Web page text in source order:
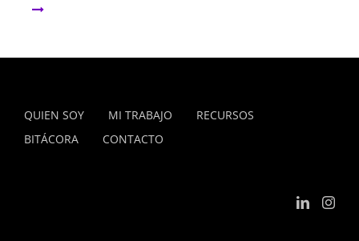
QUIEN SOY MI TRABAJO
RECURSOS
BITÁCORA
CONTACTO